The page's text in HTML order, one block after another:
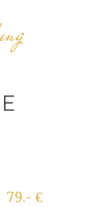
79.- €